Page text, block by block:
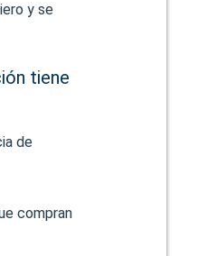
y se
tiene
de
compran